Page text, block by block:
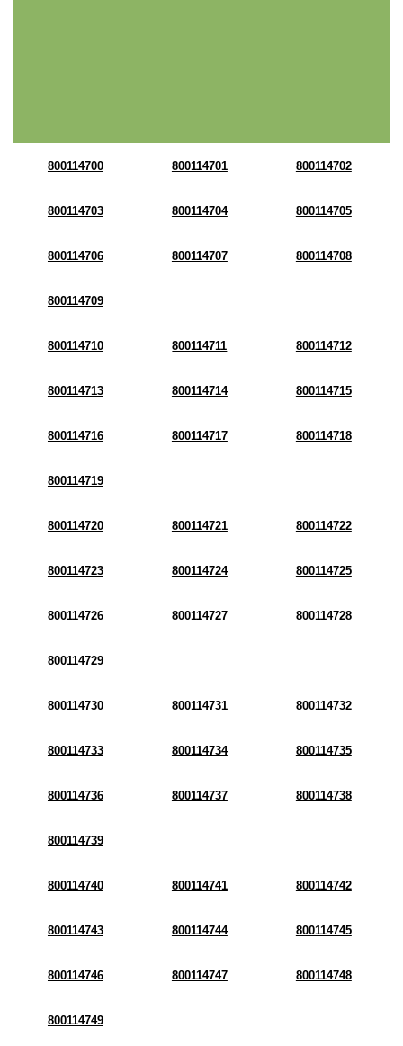
800114700 800114701 800114702
800114703 800114704 800114705
800114706 800114707 800114708
800114709
800114710 800114711 800114712
800114713 800114714 800114715
800114716 800114717 800114718
800114719
800114720 800114721 800114722
800114723 800114724 800114725
800114726 800114727 800114728
800114729
800114730 800114731 800114732
800114733 800114734 800114735
800114736 800114737 800114738
800114739
800114740 800114741 800114742
800114743 800114744 800114745
800114746 800114747 800114748
800114749